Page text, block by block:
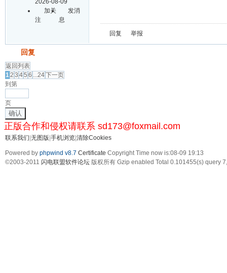
2026-08-09
加关
注
发消
息
回复 举报
回复
返回列表
12 3 45 6 ...24下一页
到第
页
确认
正版合作和侵权请联系 sd173@foxmail.com
联系我们 无图版 手机浏览 清除Cookies
Powered by phpwind v8.7 Certificate Copyright Time now is:08-09 19:13
©2003-2011 闪电联盟软件论坛 版权所有 Gzip enabled Total 0.101455(s) query 7,